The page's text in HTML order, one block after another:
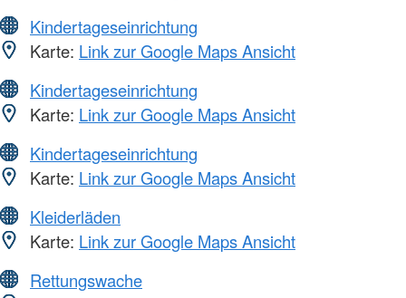
Kindertageseinrichtung
Karte: Link zur Google Maps Ansicht
Kindertageseinrichtung
Karte: Link zur Google Maps Ansicht
Kindertageseinrichtung
Karte: Link zur Google Maps Ansicht
Kleiderläden
Karte: Link zur Google Maps Ansicht
Rettungswache